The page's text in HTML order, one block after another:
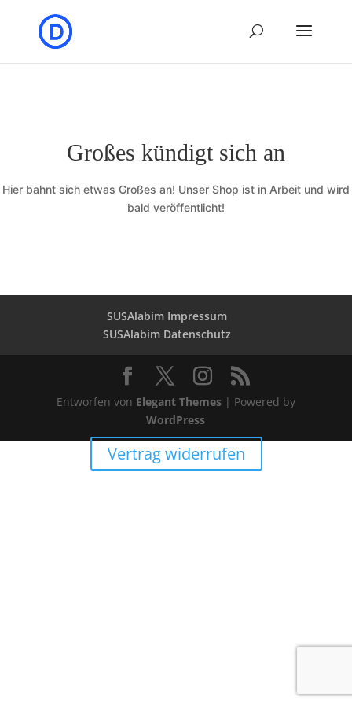
Großes kündigt sich an
Hier bahnt sich etwas Großes an! Unser Shop ist in Arbeit und wird
bald veröffentlicht!
SUSAlabim Impressum
SUSAlabim Datenschutz
Entworfen von Elegant Themes| Powered by
WordPress
Vertrag widerrufen